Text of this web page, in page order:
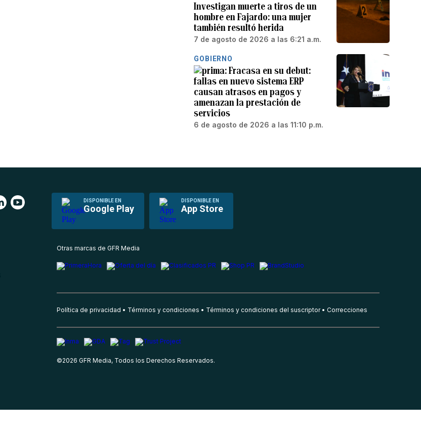
Investigan muerte a tiros de un
hombre en Fajardo: una mujer
también resultó herida
7 de agosto de 2026 a las 6:21 a.m.
GOBIERNO
Fracasa en su debut:
fallas en nuevo sistema ERP
causan atrasos en pagos y
amenazan la prestación de
servicios
6 de agosto de 2026 a las 11:10 p.m.
DISPONIBLE EN
Google Play
DISPONIBLE EN
App Store
Otras marcas de GFR Media
Política de privacidad Términos y condiciones Términos y condiciones del suscriptor Correcciones
©2026 GFR Media, Todos los Derechos Reservados.